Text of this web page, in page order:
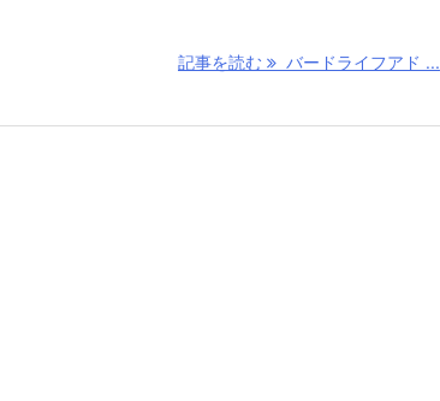
記事を読む バードライフアド ...